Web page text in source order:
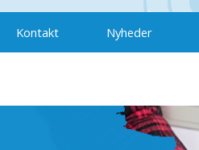
Kontakt Nyheder